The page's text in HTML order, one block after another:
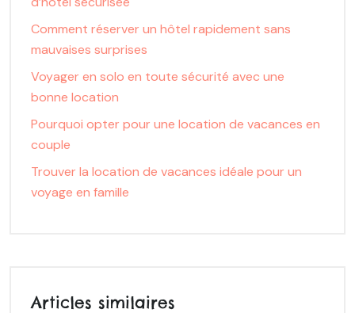
Comment réserver un hôtel rapidement sans
mauvaises surprises
Voyager en solo en toute sécurité avec une
bonne location
Pourquoi opter pour une location de vacances en
couple
Trouver la location de vacances idéale pour un
voyage en famille
Articles similaires